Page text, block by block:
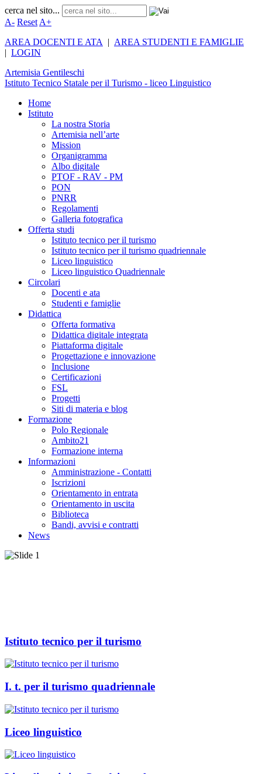
cerca nel sito...
A- Reset A+
AREA DOCENTI E ATA
| AREA STUDENTI E FAMIGLIE
| LOGIN
Artemisia Gentileschi
Istituto Tecnico Statale per il Turismo - liceo Linguistico
Home
Istituto
La nostra Storia
Artemisia nell’arte
Mission
Organigramma
Albo digitale
PTOF - RAV - PM
PON
PNRR
Regolamenti
Galleria fotografica
Offerta studi
Istituto tecnico per il turismo
Istituto tecnico per il turismo quadriennale
Liceo linguistico
Liceo linguistico Quadriennale
Circolari
Docenti e ata
Studenti e famiglie
Didattica
Offerta formativa
Didattica digitale integrata
Piattaforma digitale
Progettazione e innovazione
Inclusione
Certificazioni
FSL
Progetti
Siti di materia e blog
Formazione
Polo Regionale
Ambito21
Formazione interna
Informazioni
Amministrazione - Contatti
Iscrizioni
Orientamento in entrata
Orientamento in uscita
Biblioteca
Bandi, avvisi e contratti
News
Istituto tecnico per il turismo
I. t. per il turismo quadriennale
Liceo linguistico